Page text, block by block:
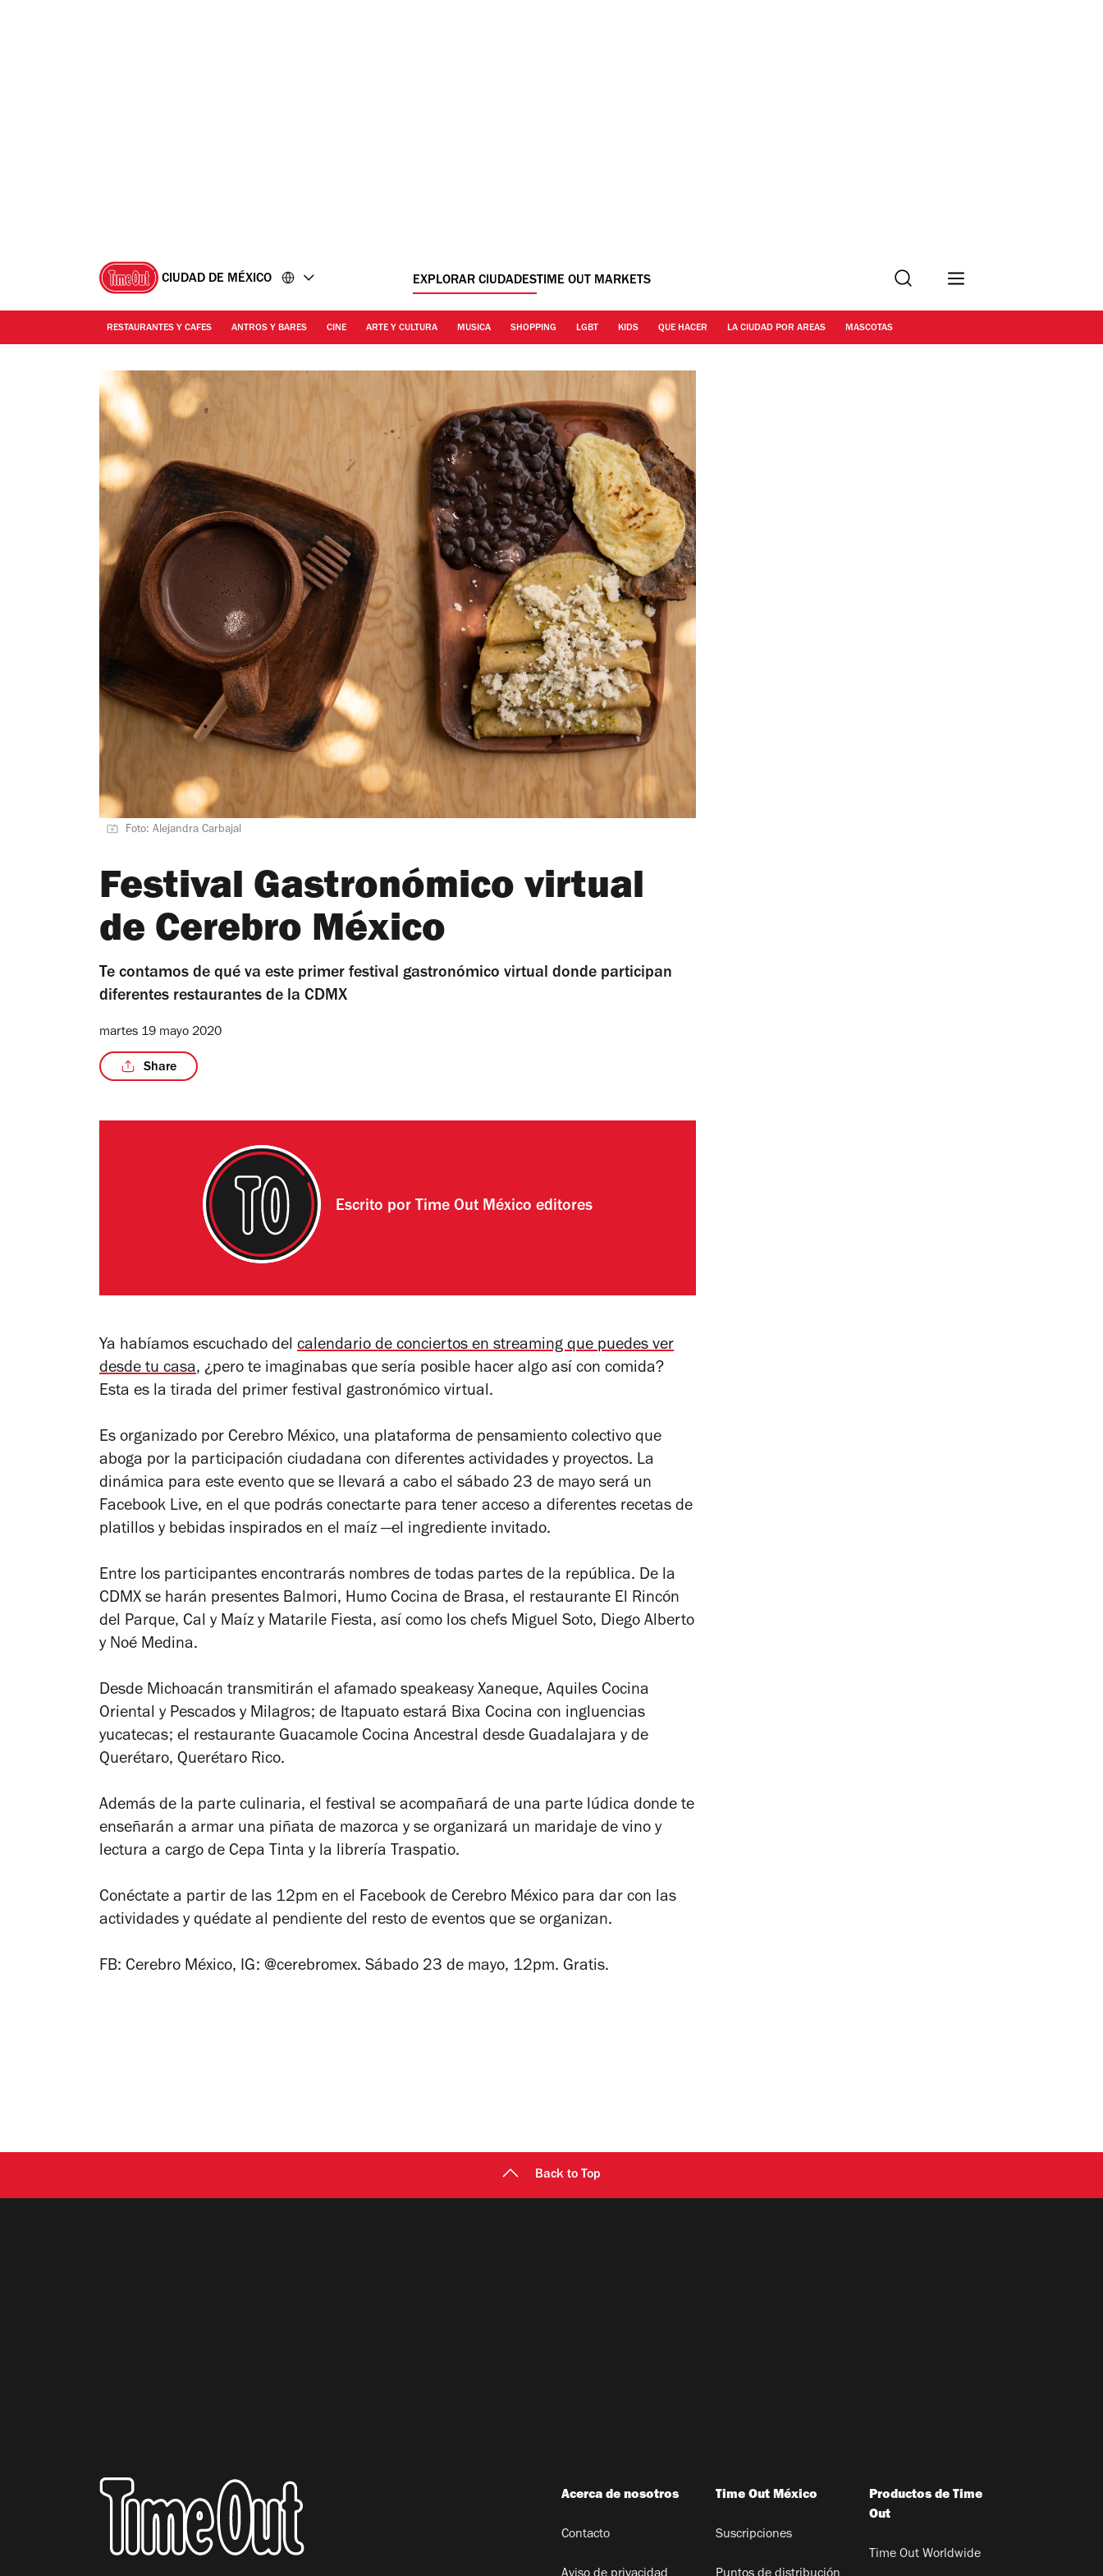
CIUDAD DE MÉXICO EXPLORAR CIUDADESTIME OUT MARKETS Buscar
RESTAURANTES Y CAFES ANTROS Y BARES CINE ARTE Y CULTURA MUSICA SHOPPING LGBT KIDS QUE HACER LA CIUDAD POR AREAS MASCOTAS
Foto: Alejandra Carbajal
Festival Gastronómico virtual
de Cerebro México
Te contamos de qué va este primer festival gastronómico virtual donde participan
diferentes restaurantes de la CDMX
martes 19 mayo 2020
Share
Escrito por Time Out México editores
Ya habíamos escuchado del calendario de conciertos en streaming que puedes ver
desde tu casa, ¿pero te imaginabas que sería posible hacer algo así con comida?
Esta es la tirada del primer festival gastronómico virtual.
Es organizado por Cerebro México, una plataforma de pensamiento colectivo que
aboga por la participación ciudadana con diferentes actividades y proyectos. La
dinámica para este evento que se llevará a cabo el sábado 23 de mayo será un
Facebook Live, en el que podrás conectarte para tener acceso a diferentes recetas de
platillos y bebidas inspirados en el maíz —el ingrediente invitado.
Entre los participantes encontrarás nombres de todas partes de la república. De la
CDMX se harán presentes Balmori, Humo Cocina de Brasa, el restaurante El Rincón
del Parque, Cal y Maíz y Matarile Fiesta, así como los chefs Miguel Soto, Diego Alberto
y Noé Medina.
Desde Michoacán transmitirán el afamado speakeasy Xaneque, Aquiles Cocina
Oriental y Pescados y Milagros; de Itapuato estará Bixa Cocina con ingluencias
yucatecas; el restaurante Guacamole Cocina Ancestral desde Guadalajara y de
Querétaro, Querétaro Rico.
Además de la parte culinaria, el festival se acompañará de una parte lúdica donde te
enseñarán a armar una piñata de mazorca y se organizará un maridaje de vino y
lectura a cargo de Cepa Tinta y la librería Traspatio.
Conéctate a partir de las 12pm en el Facebook de Cerebro México para dar con las
actividades y quédate al pendiente del resto de eventos que se organizan.
FB: Cerebro México, IG: @cerebromex. Sábado 23 de mayo, 12pm. Gratis.
Back to Top
Acerca de nosotros
Contacto
Time Out México
Suscripciones
Productos de Time
Out
Time Out Worldwide